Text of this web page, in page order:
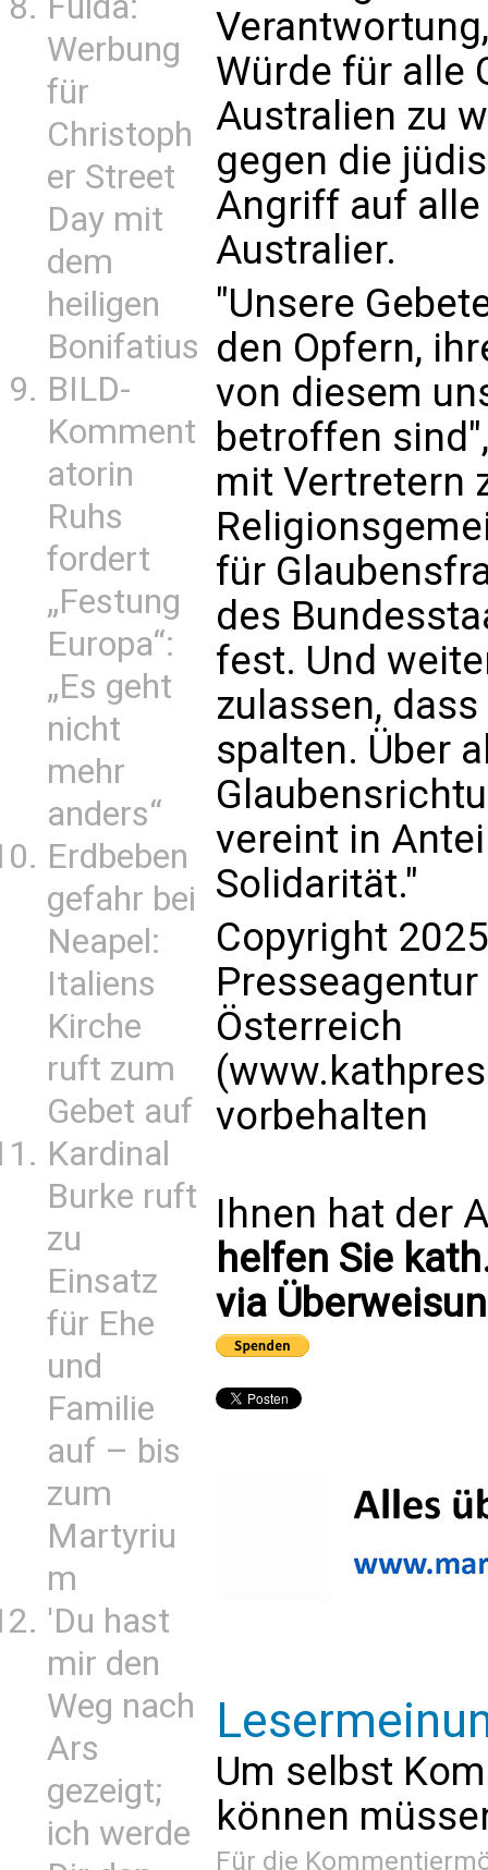
Werbung
für
Christoph
er Street
Day mit
dem
heiligen
Bonifatius
BILD-
Komment
atorin
Ruhs
fordert
„Festung
Europa“:
„Es geht
nicht
mehr
anders“
Erdbeben
gefahr bei
Neapel:
Italiens
Kirche
ruft zum
Gebet auf
Kardinal
Burke ruft
zu
Einsatz
für Ehe
und
Familie
auf – bis
zum
Martyriu
m
'Du hast
mir den
Weg nach
Ars
gezeigt;
ich werde
Würde für alle
Australien zu
gegen die
Angriff auf
Australier.
"Unsere
den Opfern,
von diesem
betroffen
mit Vertretern
für
des
fest. Und
zulassen,
spalten. Über
vereint in
Solidarität."
Copyright
Presseagentur
Österreich
vorbehalten
Ihnen hat der
helfen Sie
via
Um selbst
können
Für die